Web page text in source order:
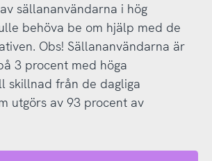
sällananvändarna i hög
behöva be om hjälp med de
Obs! Sällananvändarna är
3 procent med höga
skillnad från de dagliga
utgörs av 93 procent av